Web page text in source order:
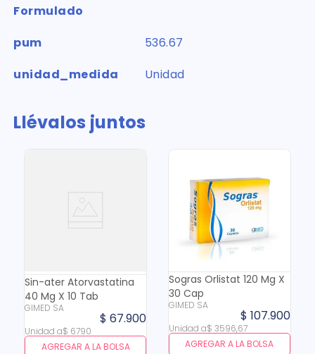
Formulado
pum
536.67
unidad_medida
Unidad
Llévalos juntos
Sin-ater Atorvastatina
40 Mg X 10 Tab
GIMED SA
$ 67.900
Unidad a$ 6790
AGREGAR A LA BOLSA
Sogras Orlistat 120 Mg X
30 Cap
GIMED SA
$ 107.900
Unidad a$ 3596,67
AGREGAR A LA BOLSA